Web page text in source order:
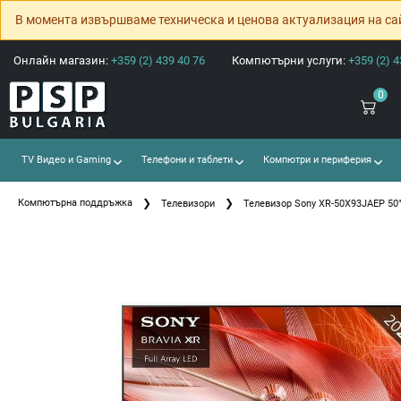
В момента извършваме техническа и ценова актуализация на
Онлайн магазин: +359 (2) 439 40 76 Компютърни услуги: +359 (2)
0
TV Видео и Gaming Телефони и таблети Компютри и периферия
Компютърна поддръжка Телевизори Телевизор Sony XR-50X93JAEP